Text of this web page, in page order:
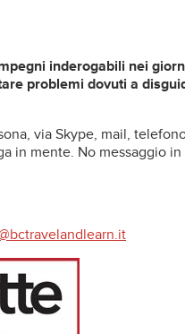
inderogabili nei
problemi dovuti a
via Skype, mail,
in mente. No messaggio